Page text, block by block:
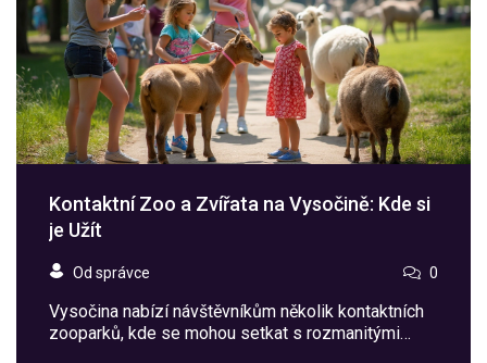
Kontaktní Zoo a Zvířata na Vysočině: Kde si
je Užít
Od správce 0
Vysočina nabízí návštěvníkům několik kontaktních
zooparků, kde se mohou setkat s rozmanitými